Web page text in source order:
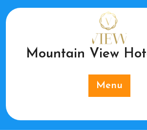
to
Mountain View
Menu